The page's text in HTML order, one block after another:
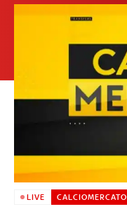
LIVE CALCIOMERCATO